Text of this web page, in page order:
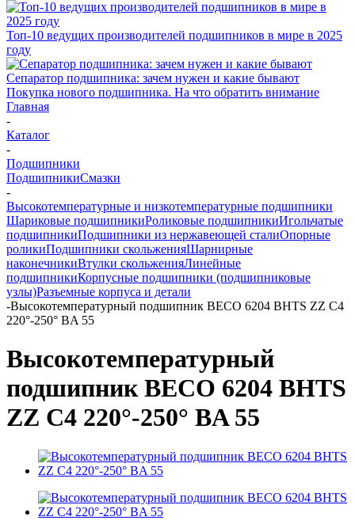
Топ-10 ведущих производителей подшипников в мире в 2025
году
Сепаратор подшипника: зачем нужен и какие бывают
Покупка нового подшипника. На что обратить внимание
Главная
-
Каталог
-
Подшипники
ПодшипникиСмазки
-
Высокотемпературные и низкотемпературные подшипники
Шариковые подшипникиРоликовые подшипникиИгольчатые
подшипникиПодшипники из нержавеющей сталиОпорные
роликиПодшипники скольженияШарнирные
наконечникиВтулки скольженияЛинейные
подшипникиКорпусные подшипники (подшипниковые
узлы)Разъемные корпуса и детали
-Высокотемпературный подшипник BECO 6204 BHTS ZZ C4
220°-250° BA 55
Высокотемпературный
подшипник BECO 6204 BHTS
ZZ C4 220°-250° BA 55